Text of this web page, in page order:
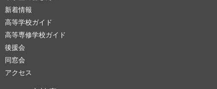
新着情報
高等学校ガイド
高等専修学校ガイド
後援会
同窓会
アクセス